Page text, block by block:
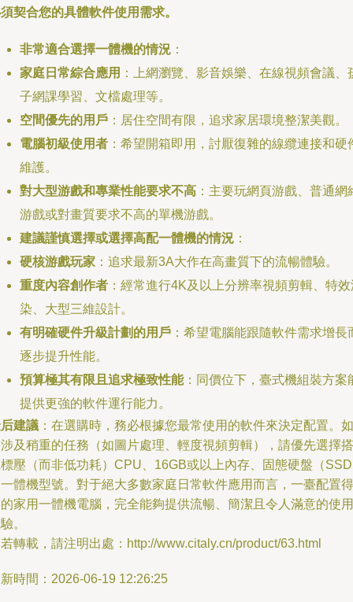
契合您的具體軟件使用需求。
非常適合選擇一體機的情況 ：
家庭日常綜合應用 ：上網瀏覽、影音娛樂、在線視頻會議、
子網課學習、文檔處理等。
空間優先的用戶 ：居住空間有限，追求家居環境整潔美觀。
電腦初級使用者 ：希望開箱即用，討厭復雜的線纜連接和硬
維護。
對大型游戲和專業性能要求不高 ：主要玩網頁游戲、普通網
游戲或對畫質要求不高的單機游戲。
建議謹慎選擇或選擇高配一體機的情況 ：
硬核游戲玩家 ：追求最新3A大作在高畫質下的流暢體驗。
重度內容創作者 ：經常進行4K及以上分辨率視頻剪輯、特
染、大型三維設計。
有明確硬件升級計劃的用戶 ：希望電腦能跟隨軟件需求增長
逐步提升性能。
預算極其有限且追求極致性能：同價位下，臺式機組裝方案
提供更強的軟件運行能力。
建議 ：在選購時，務必根據您最常使用的軟件來決定配置。如
及稍重的任務（如圖片處理、輕度視頻剪輯），請優先選擇搭
壓（而非低功耗）CPU、16GB或以上內存、固態硬盤（
體機型號。對于絕大多數家庭日常軟件應用而言，一臺配置得
家用一體機電腦，完全能夠提供流暢、簡潔且令人滿意的使用
。
轉載，請注明出處：http://www.citaly.cn/product/63.html
時間：2026-06-19 12:26:25